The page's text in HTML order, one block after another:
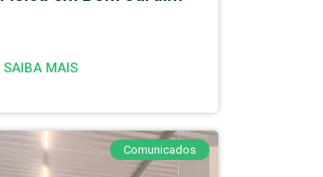
SAIBA MAIS
Comunicados